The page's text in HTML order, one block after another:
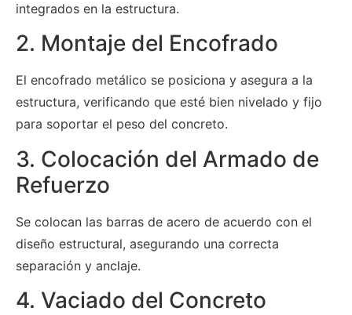
integrados en la estructura.
2. Montaje del Encofrado
El encofrado metálico se posiciona y asegura a la
estructura, verificando que esté bien nivelado y fijo
para soportar el peso del concreto.
3. Colocación del Armado de
Refuerzo
Se colocan las barras de acero de acuerdo con el
diseño estructural, asegurando una correcta
separación y anclaje.
4. Vaciado del Concreto